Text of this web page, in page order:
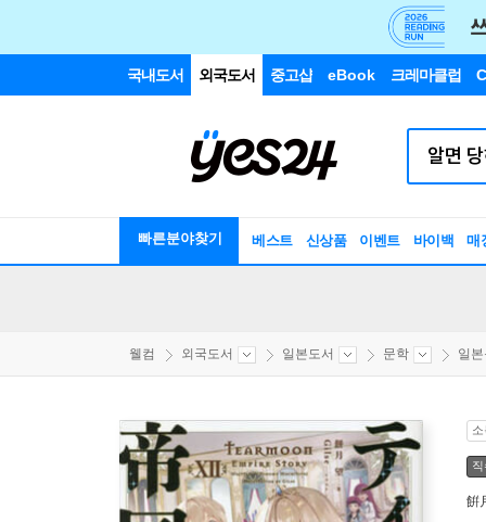
국내도서 외국도서 중고샵 eBook 크레마클럽
빠른분야찾기 베스트 신상품 이벤트 바이백 매
웰컴 외국도서 일본도서 문학 일
餠